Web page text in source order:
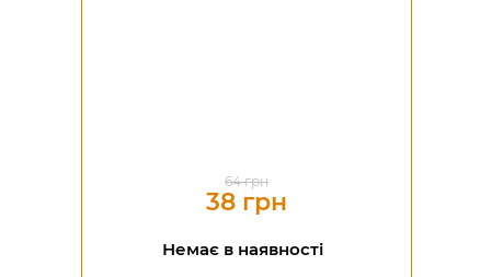
64 грн
38 грн
Немає в наявності